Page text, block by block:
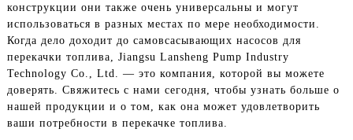
конструкции они также очень универсальны и могут
использоваться в разных местах по мере необходимости.
Когда дело доходит до самовсасывающих насосов для
перекачки топлива, Jiangsu Lansheng Pump Industry
Technology Co., Ltd. — это компания, которой вы можете
доверять. Свяжитесь с нами сегодня, чтобы узнать больше о
нашей продукции и о том, как она может удовлетворить
ваши потребности в перекачке топлива.